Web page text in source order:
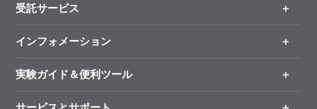
製品一覧
手法から製品を探す
新製品情報
受託サービス
オンライン注文
インフォメーション
キャンペーン
実験ガイド＆便利ツール
リアルタイムPCR実験のススメ